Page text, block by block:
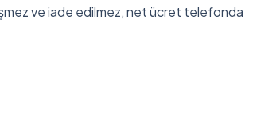
ve iade edilmez, net ücret telefonda